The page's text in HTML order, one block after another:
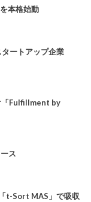
本格始動
ートアップ企業
「Fulfillment by
ス
t-Sort MAS」で吸収